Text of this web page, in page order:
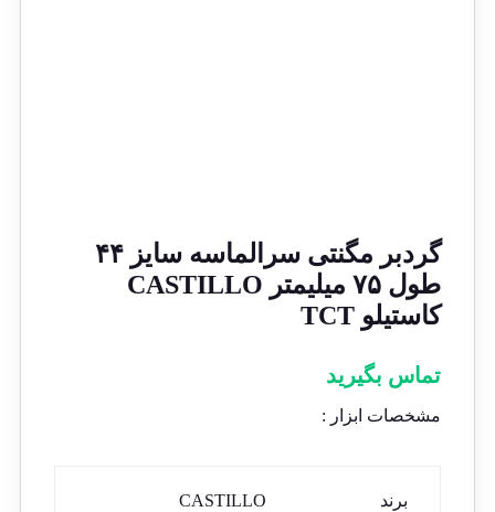
گردبر مگنتی سرالماسه سایز ۴۴
طول ۷۵ میلیمتر CASTILLO
کاستیلو TCT
تماس بگیرید
مشخصات ابزار :
برند CASTILLO